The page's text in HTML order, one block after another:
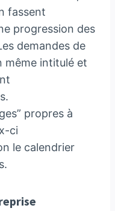
fassent
progression des
demandes de
même intitulé et
propres à
ci
le calendrier